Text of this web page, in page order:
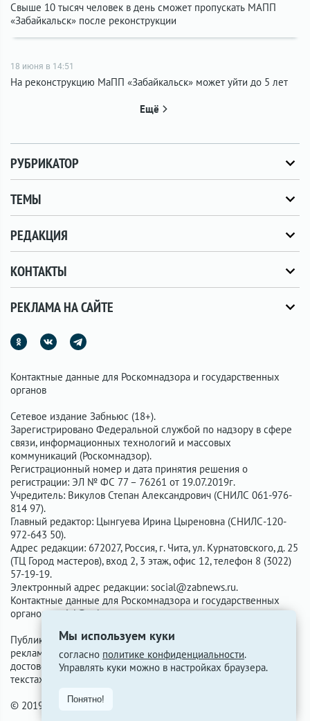
Мы используем куки
согласно политике конфиденциальности.
Управлять куки можно в настройках браузера.
Понятно!
Свыше 10 тысяч человек в день сможет пропускать МАПП
«Забайкальск» после реконструкции
18 июня в 14:51
На реконструкцию МаПП «Забайкальск» может уйти до 5 лет
Ещё
РУБРИКАТОР
ТЕМЫ
РЕДАКЦИЯ
КОНТАКТЫ
РЕКЛАМА НА САЙТЕ
Контактные данные для Роскомнадзора и государственных
органов
Сетевое издание Забньюс (18+).
Зарегистрировано Федеральной службой по надзору в сфере
связи, информационных технологий и массовых
коммуникаций (Роскомнадзор).
Регистрационный номер и дата принятия решения о
регистрации: ЭЛ № ФС 77 – 76261 от 19.07.2019г.
Учредитель: Викулов Степан Александрович (СНИЛС 061-976-
814 97).
Главный редактор: Цынгуева Ирина Цыреновна (СНИЛС-120-
972-643 50).
Адрес редакции: 672027, Россия, г. Чита, ул. Курнатовского, д. 25
(ТЦ Город мастеров), вход 2, 3 этаж, офис 12, телефон 8 (3022)
57-19-19.
Электронный адрес редакции: social@zabnews.ru.
Контактные данные для Роскомнадзора и государственных
органов:
social@zabnews.ru.
Публикации с пометками «Реклама», «Выборы» оплачены
рекламодателем. Редакция сайта не несёт ответственности за
достоверность информации, содержащейся в рекламных
текстах.
© 2019-2026 ZabNews